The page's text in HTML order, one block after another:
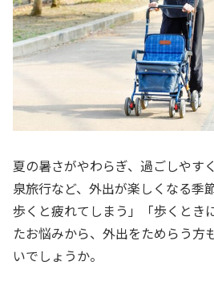
夏の暑さがやわらぎ、過ごしやす
泉旅行など、外出が楽しくなる季
歩くと疲れてしまう」「歩くとき
たお悩みから、外出をためらう方
いでしょうか。